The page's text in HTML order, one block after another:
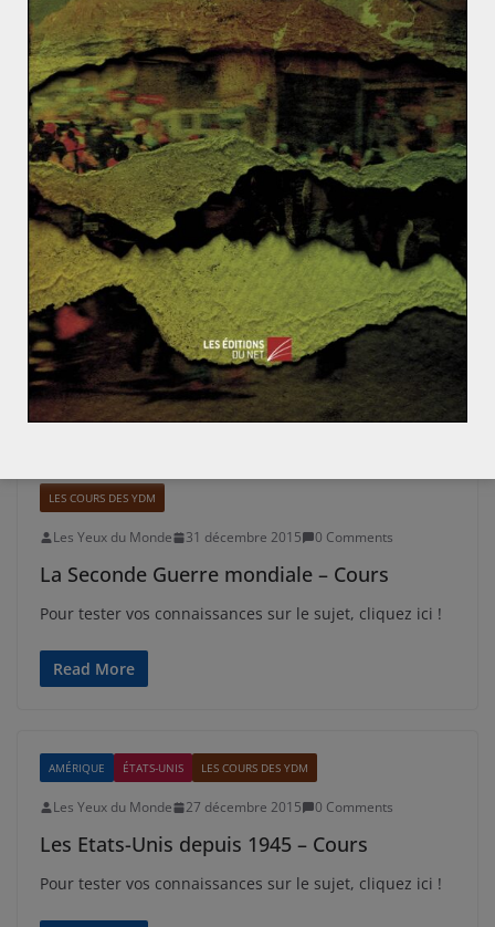
Read More
LES COURS DES YDM
Les Yeux du Monde 31 décembre 2015 0 Comments
La Seconde Guerre mondiale – Cours
Pour tester vos connaissances sur le sujet, cliquez ici !
Read More
AMÉRIQUE ÉTATS-UNIS LES COURS DES YDM
Les Yeux du Monde 27 décembre 2015 0 Comments
Les Etats-Unis depuis 1945 – Cours
Pour tester vos connaissances sur le sujet, cliquez ici !